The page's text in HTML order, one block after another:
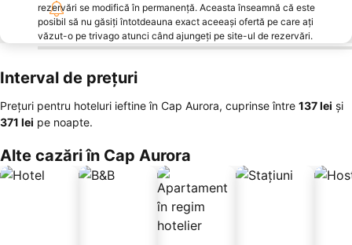
rezervări se modifică în permanență. Aceasta înseamnă că este
posibil să nu găsiți întotdeauna exact aceeași ofertă pe care ați
văzut-o pe trivago atunci când ajungeți pe site-ul de rezervări.
Interval de prețuri
Prețuri pentru hoteluri ieftine în Cap Aurora, cuprinse între ‎137 lei și
‎371 lei pe noapte.
Alte cazări în Cap Aurora